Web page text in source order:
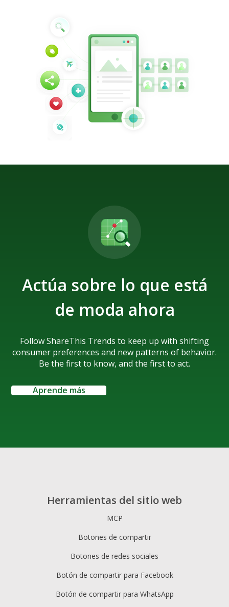
Actúa sobre lo que está
de moda ahora
Follow ShareThis Trends to keep up with shifting
consumer preferences and new patterns of behavior.
Be the first to know, and the first to act.
Aprende más
Herramientas del sitio web
MCP
Botones de compartir
Botones de redes sociales
Botón de compartir para Facebook
Botón de compartir para WhatsApp